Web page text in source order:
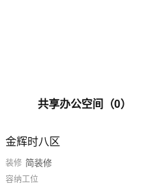
共享办公空间（0）
金辉时八区
装修 简装修
容纳工位